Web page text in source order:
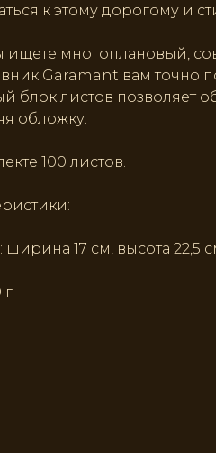
к этому дорогому и
ищете многоплановый,
Garamant вам точно
блок листов позволяет
обложку.
100 листов.
ширина 17 см, высота 22,5
г